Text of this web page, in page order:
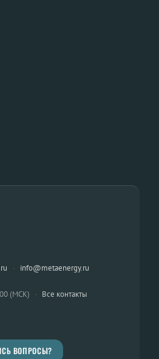
· info@metaenergy.ru
(МСК) · Все контакты
ВОПРОСЫ?